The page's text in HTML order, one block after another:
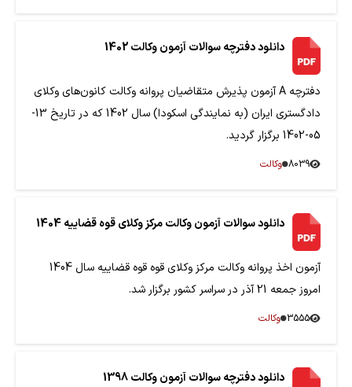
دانلود دفترچه سوالات آزمون وکالت 1402
دفترچه A آزمون پذیرش متقاضیان پروانه وکالت کانون‌های وکلای
دادگستری ایران (به نمایندگی اسکودا) سال 1402 که در تاریخ 13-
05-1402 برگزار گردید.
8039 وکالت
دانلود سوالات آزمون وکالت مرکز وکلای قوه قضاییه 1404
آزمون اخذ پروانه وکالت مرکز وکلای قوه قوه قضاییه سال 1404
امروز جمعه 21 آذر در سراسر کشور برگزار شد.
3555 وکالت
دانلود دفترچه سوالات آزمون وکالت 1398